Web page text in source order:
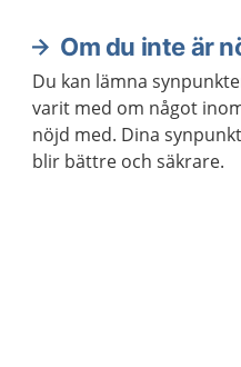
Om du inte är
Du kan lämna
varit med om något
nöjd med. Dina
blir bättre och säkrare.